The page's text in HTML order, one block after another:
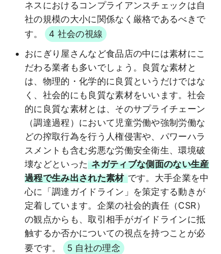
ネスにおけるコンプライアンスチェックは自
社の規模の大小に関係なく厳格であるべきで
す。
4 社会の視線
おにぎり屋さんなど食品店の中には素材にこ
だわる業者も多いでしょう。良質な素材と
は、物理的・化学的に良質というだけではな
く、社会的にも良質な素材をいいます。社会
的に良質な素材とは、そのサプライチェーン
（調達過程）において児童労働や強制労働な
どの搾取行為を行う人権侵害や、パワーハラ
スメントも含む劣悪な労働安全衛生、環境破
壊などといった ネガティブな側面のない生産
過程で生み出された素材 です。大手企業を中
心に「調達ガイドライン」を策定する動きが
定着しています。企業の社会的責任（CSR）
の観点からも、取引相手がガイドラインに抵
触するか否かについての視点を持つことが必
要です。
5 自社の理念